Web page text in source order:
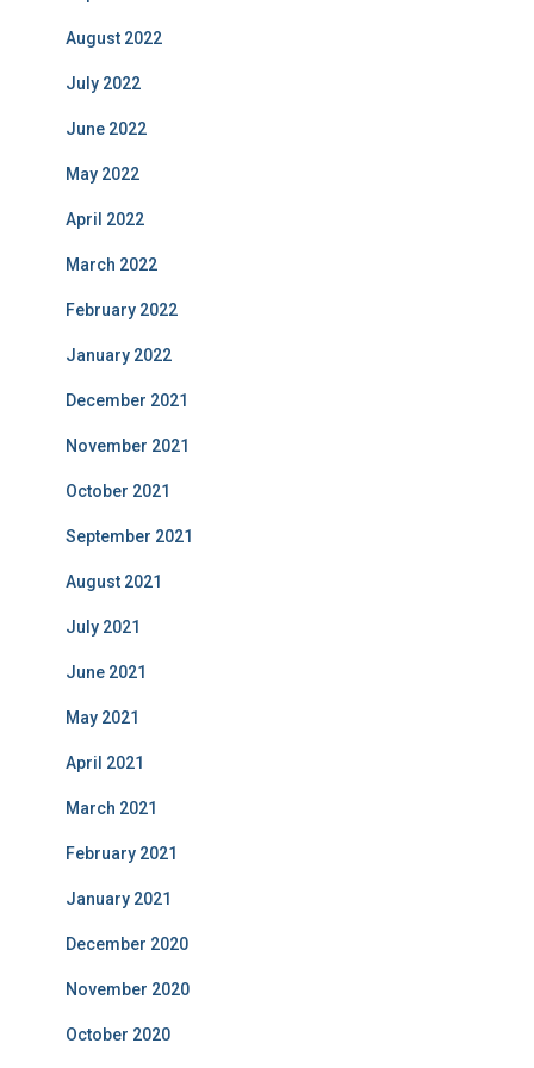
August 2022
July 2022
June 2022
May 2022
April 2022
March 2022
February 2022
January 2022
December 2021
November 2021
October 2021
September 2021
August 2021
July 2021
June 2021
May 2021
April 2021
March 2021
February 2021
January 2021
December 2020
November 2020
October 2020